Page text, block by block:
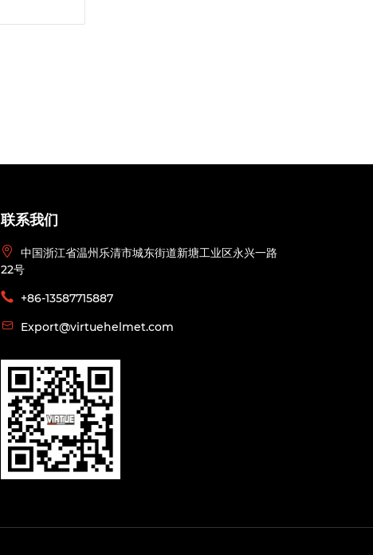
联系我们
中国浙江省温州乐清市城东街道新塘工业区永兴一路
22号
+86-13587715887
Export@virtuehelmet.com